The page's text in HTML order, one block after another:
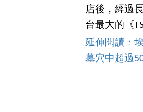
店後，經過
台最大的《
延伸閱讀：
墓穴中超過